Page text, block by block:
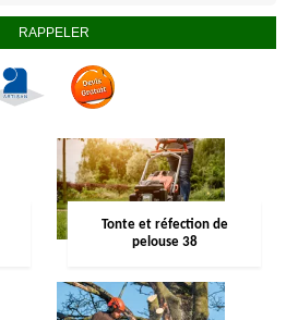
Tonte et réfection de
pelouse 38